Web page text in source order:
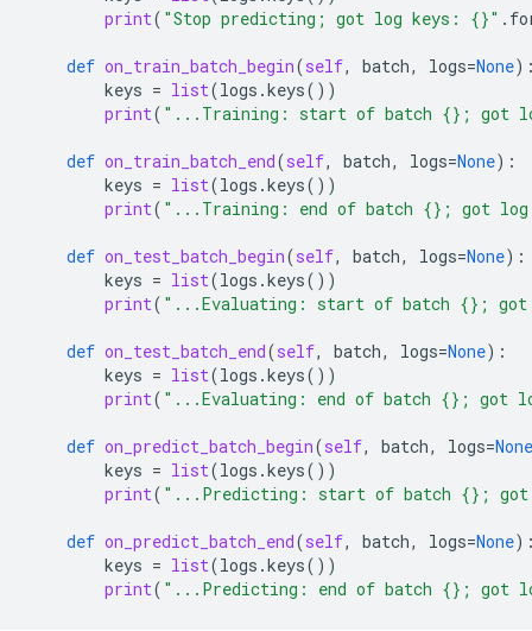
print( "Stop predicting; got log keys: {}" .
def on_train_batch_begin(self, batch, logs=None
keys = list(logs .keys())
print( "...Training: start of batch {} ; got
def on_train_batch_end(self, batch, logs=None):
keys = list(logs .keys())
print( "...Training: end of batch {} ; got
def on_test_batch_begin(self, batch, logs=None):
keys = list(logs .keys())
print( "...Evaluating: start of batch {} ;
def on_test_batch_end(self, batch, logs=None):
keys = list(logs .keys())
print( "...Evaluating: end of batch {} ; got
def on_predict_batch_begin(self, batch, logs=None
keys = list(logs .keys())
print( "...Predicting: start of batch {} ;
def on_predict_batch_end(self, batch, logs=None
keys = list(logs .keys())
print( "...Predicting: end of batch {} ; got